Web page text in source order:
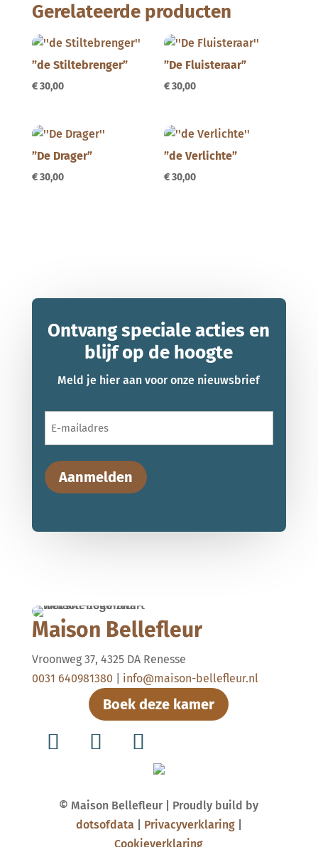
Gerelateerde producten
”de Stiltebrenger”
€30,00
”De Fluisteraar”
€30,00
”De Drager”
€30,00
”de Verlichte”
€30,00
Ontvang speciale acties en
blijf op de hoogte
Meld je hier aan voor onze nieuwsbrief
Aanmelden
Maison Bellefleur
Vroonweg 37, 4325 DA Renesse
0031 640981380
info@maison-bellefleur.nl
Boek deze kamer
© Maison Bellefleur | Proudly build by
dotsofdata
Privacyverklaring|
Cookieverklaring